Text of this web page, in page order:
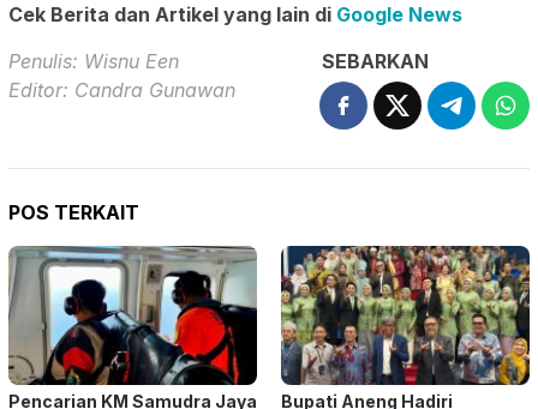
Cek Berita dan Artikel yang lain di Google News
Penulis: Wisnu Een
Editor: Candra Gunawan
SEBARKAN
POS TERKAIT
Pencarian KM Samudra Jaya Bupati Aneng Hadiri